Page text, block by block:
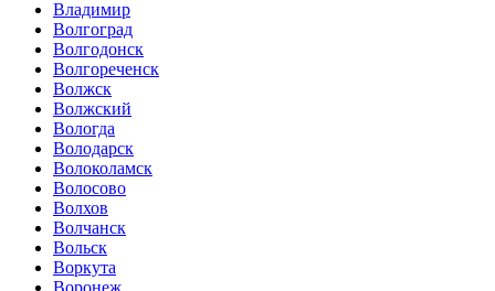
Владимир
Волгоград
Волгодонск
Волгореченск
Волжск
Волжский
Вологда
Володарск
Волоколамск
Волосово
Волхов
Волчанск
Вольск
Воркута
Воронеж